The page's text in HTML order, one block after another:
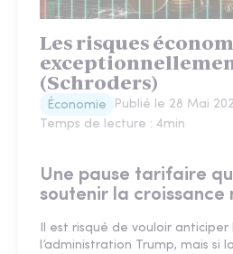
Les risques
(Schroders)
Économie Publié le 28 Mai
Temps de lecture : 4min
Une pause tarifaire
soutenir la croissance
Il est risqué de vouloir anticiper
l’administration Trump, mais si la